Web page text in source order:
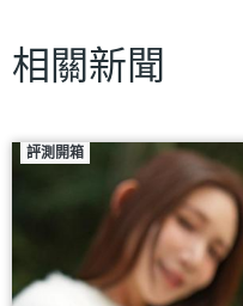
相關新聞
評測開箱